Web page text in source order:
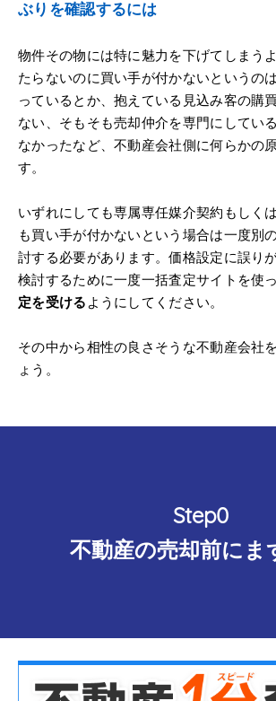
ぶりを確認するには
物件その物には特に魅力を下げてしまう
たらないのに買い手が付かないというの
っているとか、抱えている見込み客の購
ない、そもそも売却仲介を専門にしてい
なかったなど、不動産会社側に何らかの
す。
いずれにしても専属専任媒介契約もしく
も買い手が付かないという場合は一度別
討する必要があります。価格設定に誤り
検討するために一度一括査定サイトを使
定を受ける ようにしてください。
その中から相性の良さそうな不動産会社
ょう。
Step0
不動産の売却前にま